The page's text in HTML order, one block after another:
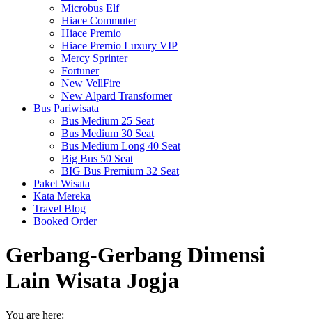
Microbus Elf
Hiace Commuter
Hiace Premio
Hiace Premio Luxury VIP
Mercy Sprinter
Fortuner
New VellFire
New Alpard Transformer
Bus Pariwisata
Bus Medium 25 Seat
Bus Medium 30 Seat
Bus Medium Long 40 Seat
Big Bus 50 Seat
BIG Bus Premium 32 Seat
Paket Wisata
Kata Mereka
Travel Blog
Booked Order
Gerbang-Gerbang Dimensi
Lain Wisata Jogja
You are here: